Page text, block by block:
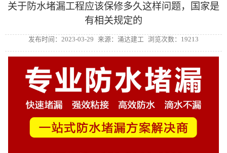
关于防水堵漏工程应该保修多久这样问题，国家是
有相关规定的
发布时间：2023-03-29 来源：涌达建工 浏览次数：19213